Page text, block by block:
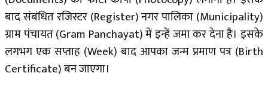
बाद संबंधित रजिस्टर (Register) नगर पालिका (Municipality)
ग्राम पंचायत (Gram Panchayat) में इन्हें जमा कर देना है। इसके
लगभग एक सप्ताह (Week) बाद आपका जन्म प्रमाण पत्र (Birth
Certificate) बन जाएगा।